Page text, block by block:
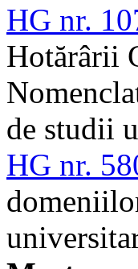
HG nr.
Hotărârii
de studii
HG nr.